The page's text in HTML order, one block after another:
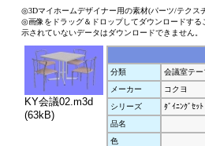
◎3Dマイホームデザイナー用の素材(パーツ/テクス
◎画像をドラッグ＆ドロップしてダウンロードす
示されていないデータはダウンロードできません。
KY会議02.m3d
(63kB)
分類
会議室テ
メーカー
コクヨ
シリーズ
ﾀﾞｲﾆﾝｸﾞｾｯﾄ
品名
色